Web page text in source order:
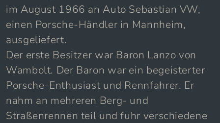
im August 1966 an Auto Sebastian VW,
einen Porsche-Händler in Mannheim,
ausgeliefert.
Der erste Besitzer war Baron Lanzo von
Wambolt. Der Baron war ein begeisterter
Porsche-Enthusiast und Rennfahrer. Er
nahm an mehreren Berg- und
Straßenrennen teil und fuhr verschiedene